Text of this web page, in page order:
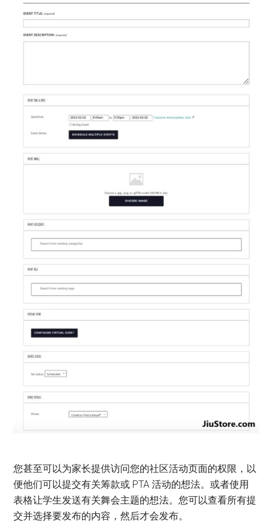
您甚至可以为家长提供访问您的社区活动页面的权限，以
便他们可以提交有关筹款或 PTA 活动的想法。或者使用
表格让学生发送有关舞会主题的想法。您可以查看所有提
交并选择要发布的内容，然后才会发布。